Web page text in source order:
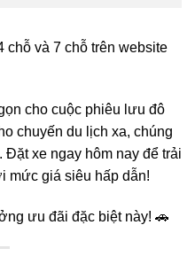
chỗ và 7 chỗ trên website
cho cuộc phiêu lưu đô
chuyến du lịch xa, chúng
Đặt xe ngay hôm nay để trải
mức giá siêu hấp dẫn!
ưu đãi đặc biệt này! 🚗